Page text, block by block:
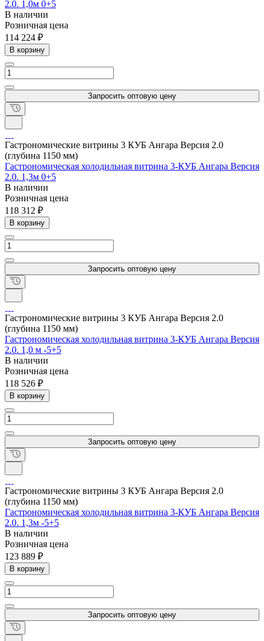
2.0. 1,0м 0+5
В наличии
Розничная цена
114 224 ₽
В корзину
Запросить оптовую цену
Гастрономические витрины 3 КУБ Ангара Версия 2.0
(глубина 1150 мм)
Гастрономическая холодильная витрина 3-КУБ Ангара Версия
2.0. 1,3м 0+5
В наличии
Розничная цена
118 312 ₽
В корзину
Запросить оптовую цену
Гастрономические витрины 3 КУБ Ангара Версия 2.0
(глубина 1150 мм)
Гастрономическая холодильная витрина 3-КУБ Ангара Версия
2.0. 1,0 м -5+5
В наличии
Розничная цена
118 526 ₽
В корзину
Запросить оптовую цену
Гастрономические витрины 3 КУБ Ангара Версия 2.0
(глубина 1150 мм)
Гастрономическая холодильная витрина 3-КУБ Ангара Версия
2.0. 1,3м -5+5
В наличии
Розничная цена
123 889 ₽
В корзину
Запросить оптовую цену